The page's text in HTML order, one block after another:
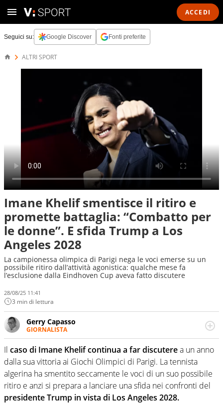
ACCEDI
Seguici su: Google Discover Fonti preferite
ALTRI SPORT
Imane Khelif smentisce il ritiro e
promette battaglia: “Combatto per
le donne”. E sfida Trump a Los
Angeles 2028
La campionessa olimpica di Parigi nega le voci emerse su un
possibile ritiro dall’attività agonistica: qualche mese fa
l’esclusione dalla Eindhoven Cup aveva fatto discutere
28/08/25 11:41
3 min di lettura
Gerry Capasso
GIORNALISTA
Per lui gli sport americani non hanno segreti: basket,
football, baseball e la capacità innata di trovare la notizia
dove altri non vedono granché
Il caso di Imane Khelif continua a far discuterea un anno
dalla sua vittoria ai Giochi Olimpici di Parigi. La tennista
algerina ha smentito seccamente le voci di un suo possibile
ritiro e anzi si prepara a lanciare una sfida nei confronti del
presidente Trump in vista di Los Angeles 2028.